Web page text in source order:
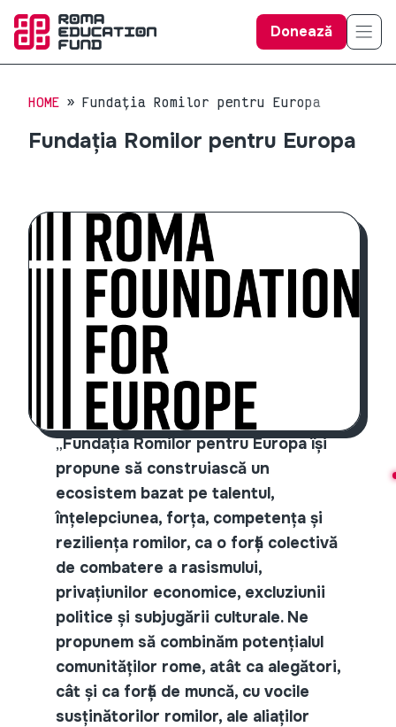
Donează
HOME Fundația Romilor pentru Europa
Fundația Romilor pentru Europa
„Fundația Romilor pentru Europa își
propune să construiască un
ecosistem bazat pe talentul,
înțelepciunea, forța, competența și
reziliența romilor, ca o forță colectivă
de combatere a rasismului,
privațiunilor economice, excluziunii
politice și subjugării culturale. Ne
propunem să combinăm potențialul
comunităților rome, atât ca alegători,
cât și ca forță de muncă, cu vocile
susținătorilor romilor, ale aliaților